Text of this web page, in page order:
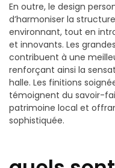
En outre, le design
d’harmoniser la
environnant, tout en
et innovants. Les
contribuent à une
renforçant ainsi la
halle. Les finitions
témoignent du savoir-
patrimoine local et
sophistiquée.